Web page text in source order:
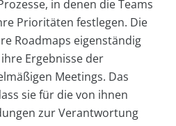
in denen die Teams
Prioritäten festlegen. Die
Roadmaps eigenständig
Ergebnisse der
Meetings. Das
sie für die von ihnen
zur Verantwortung